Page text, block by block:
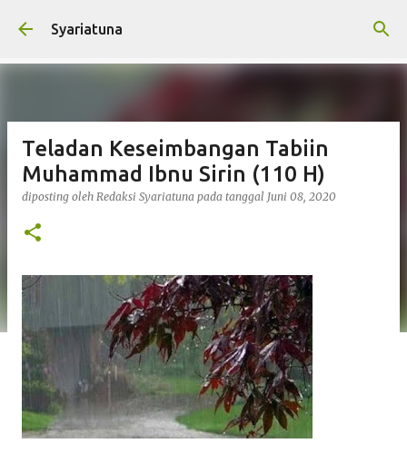
Langsung ke konten utama
Syariatuna
Teladan Keseimbangan Tabiin
Muhammad Ibnu Sirin (110 H)
diposting oleh Redaksi Syariatuna pada tanggal Juni 08, 2020